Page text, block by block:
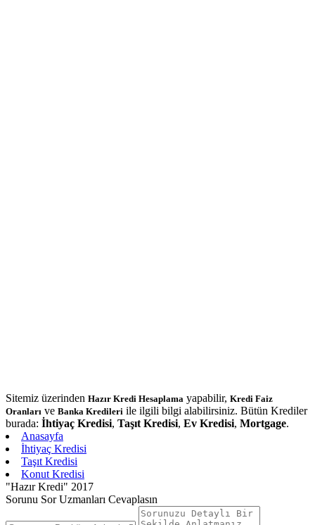
Sitemiz üzerinden Hazır Kredi Hesaplama yapabilir, Kredi Faiz
Oranları ve Banka Kredileri ile ilgili bilgi alabilirsiniz. Bütün Krediler
burada: İhtiyaç Kredisi, Taşıt Kredisi, Ev Kredisi, Mortgage.
Anasayfa
İhtiyaç Kredisi
Taşıt Kredisi
Konut Kredisi
"Hazır Kredi" 2017
Sorunu Sor Uzmanları Cevaplasın